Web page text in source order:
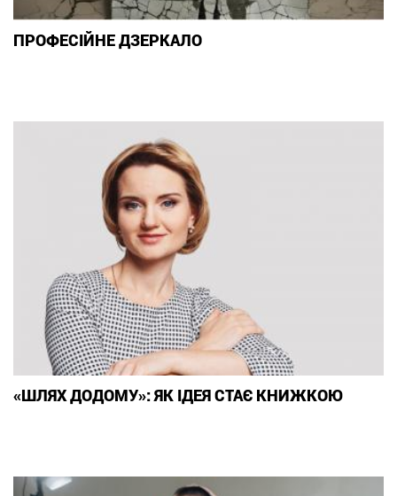
ПРОФЕСІЙНЕ ДЗЕРКАЛО
«ШЛЯХ ДОДОМУ»: ЯК ІДЕЯ СТАЄ КНИЖКОЮ